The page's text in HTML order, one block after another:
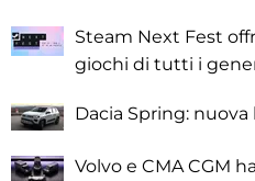
Steam Next Fest
giochi di tutti i
Dacia Spring:
Volvo e CMA CGM